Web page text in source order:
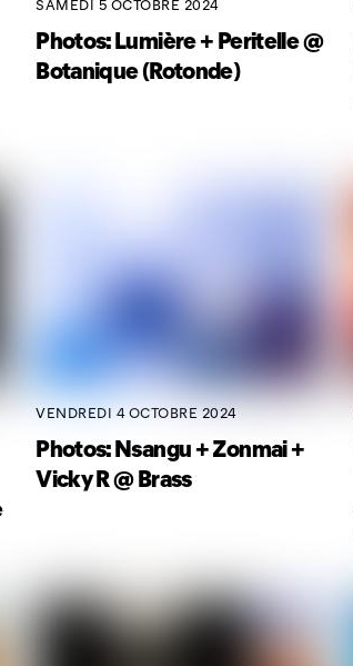
SAMEDI 5 OCTOBRE 2024
Photos: Lumière + Peritelle @
Botanique (Rotonde)
VENDREDI 4 OCTOBRE 2024
Photos: Nsangu + Zonmai +
Vicky R @ Brass